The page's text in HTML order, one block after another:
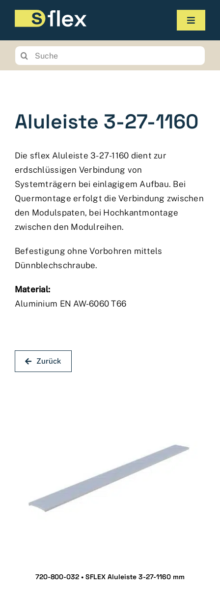
Produkte
Service
Kontakt
Planungstool
Suchen
Sie
Aluleiste 3-27-1160
Die sflex Aluleiste 3-27-1160 dient zur
erdschlüssigen Verbindung von
Systemträgern bei einlagigem Aufbau. Bei
Quermontage erfolgt die Verbindung zwischen
den Modulspaten, bei Hochkantmontage
zwischen den Modulreihen.
Befestigung ohne Vorbohren mittels
Dünnblechschraube.
Material:
Aluminium EN AW-6060 T66
Zurück
720-800-032 • SFLEX Aluleiste 3-27-1160 mm